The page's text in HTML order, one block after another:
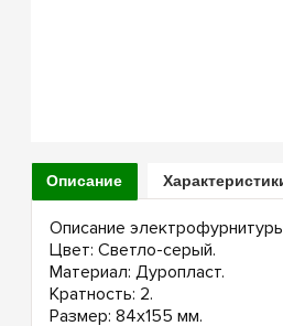
Описание
Описание
Цвет: Светло-серый.
Материал: Дуропласт.
Кратность: 2.
Размер: 84х155 мм.